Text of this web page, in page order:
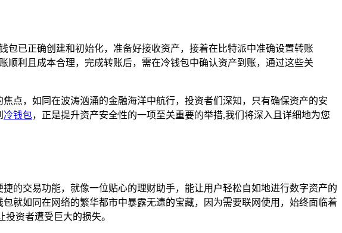
已正确创建和初始化，准备好接收资产，接着在比特派中准确设置转账
利且成本合理，完成转账后，需在冷钱包中确认资产到账，通过这些关
点，如同在波涛汹涌的金融海洋中航行，投资者们深知，只有确保资产的安
冷钱包，正是提升资产安全性的一项至关重要的举措,我们将深入且详细地为您
的交易功能，就像一位贴心的理财助手，能让用户轻松自如地进行数字资产的
就如同在网络的繁华都市中暴露无遗的宝藏，因为需要联网使用，始终面临着
资者遭受巨大的损失。